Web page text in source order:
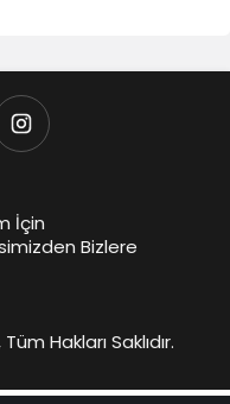
İçin
Bizlere
Hakları Saklıdır.